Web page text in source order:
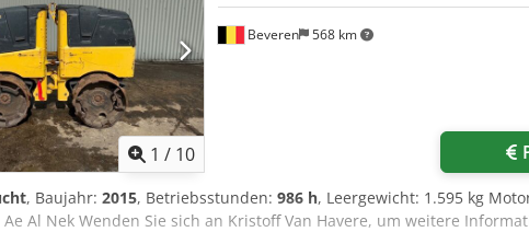
1 / 10
Beveren 568 km
, Baujahr: 2015, Betriebsstunden: 986 h, Leergewicht: 1.595 kg
Ae Al Nek Wenden Sie sich an Kristoff Van Havere, um weitere